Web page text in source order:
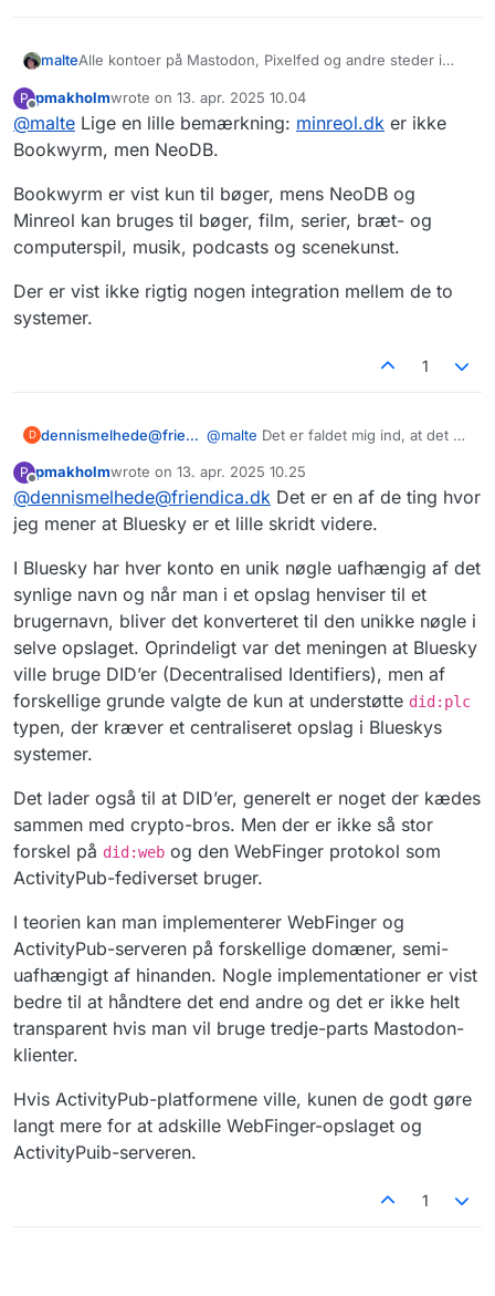
minreol)
Wordpress-blogs der har fediverse-plugin
installeret
Friendica, som fxfriendica.dk
Med mere!
my-accounts-address-how-do-i-follow-other-peoples-
malteAlle kontoer på Mastodon, Pixelfed og andre steder i
@ (brugernavn) @ (server)
Fx er min adresse@malte@forum.fedi.dk
Du kan se en kontos adresse på dens profilside og hvis
brugeren kommer fra en anden server end din egen,
vises den typisk også ved deres brugernavn.
Fediverse-adresser gør det muligt at følge alle mulige
Du skal bare kopiere adressen ind i din egen servers
søgefelt og så følge kontoen.
P
Offline
pmakholmwrote on 13. apr. 2025 10.04
sidst redigeret af
@malte Lige en lille bemærkning: minreol.dk er ikke
Bookwyrm, men NeoDB.
Bookwyrm er vist kun til bøger, mens NeoDB og
Minreol kan bruges til bøger, film, serier, bræt- og
computerspil, musik, podcasts og scenekunst.
Der er vist ikke rigtig nogen integration mellem de to
systemer.
1
D dennismelhede@friendica.dk @malte Det er faldet mig ind, at det er
server lukker, kan man bare flytte til
en anden og det er jo rigtig nok, men
når server navn indgår i det unikke
alle sine følgere når man flytter og de
kan ikke længere finde den konto der
er flyttet. Var det ikke bedre at have et
unikt ID der var uafhængigt af server
instans ?
P
Offline
pmakholmwrote on 13. apr. 2025 10.25
sidst redigeret af
@dennismelhede@friendica.dk Det er en af de ting hvor
jeg mener at Bluesky er et lille skridt videre.
I Bluesky har hver konto en unik nøgle uafhængig af det
synlige navn og når man i et opslag henviser til et
brugernavn, bliver det konverteret til den unikke nøgle i
selve opslaget. Oprindeligt var det meningen at Bluesky
ville bruge DID’er (Decentralised Identifiers), men af
forskellige grunde valgte de kun at understøtte did:plc
typen, der kræver et centraliseret opslag i Blueskys
systemer.
Det lader også til at DID’er, generelt er noget der kædes
sammen med crypto-bros. Men der er ikke så stor
forskel på did:web og den WebFinger protokol som
ActivityPub-fediverset bruger.
I teorien kan man implementerer WebFinger og
ActivityPub-serveren på forskellige domæner, semi-
uafhængigt af hinanden. Nogle implementationer er vist
bedre til at håndtere det end andre og det er ikke helt
transparent hvis man vil bruge tredje-parts Mastodon-
klienter.
Hvis ActivityPub-platformene ville, kunen de godt gøre
langt mere for at adskille WebFinger-opslaget og
ActivityPuib-serveren.
1